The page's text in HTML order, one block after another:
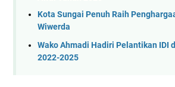
Kota Sungai Penuh Raih
Wiwerda
Wako Ahmadi Hadiri Pelantikan IDI
2022-2025